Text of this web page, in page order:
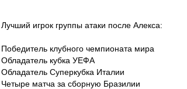
Лучший игрок группы атаки после Алекса:
Победитель клубного чемпионата мира
Обладатель кубка УЕФА
Обладатель Суперкубка Италии
Четыре матча за сборную Бразилии